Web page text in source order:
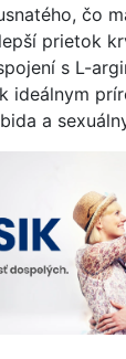
čo
prietok
s L-
ideálnym
a